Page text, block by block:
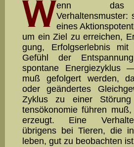
enn das
Verhaltensmuster:
ei­nes
um ein Ziel zu errei­chen,
gung, Erfolgserlebnis mit
Gefühl der
spontane Energiezyklus
muß gefolgert wer­den,
oder geänder­tes
Zyklus zu einer
tensökonomie führen
er­zeugt. Eine
übrigens bei Tieren, die
leben, gut zu beobachten